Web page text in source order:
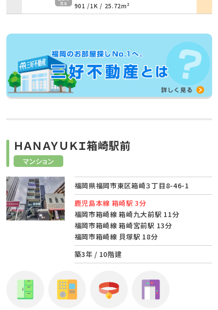
901 /1K / 25.72m²
マンション
ＨＡＮＡＹＵＫＩ箱崎駅前
福岡県福岡市東区箱崎３丁目8-46-1
鹿児島本線 箱崎駅 3分
福岡市箱崎線 箱崎九大前駅 11分
福岡市箱崎線 箱崎宮前駅 13分
福岡市箱崎線 貝塚駅 18分
築3年 / 10階建